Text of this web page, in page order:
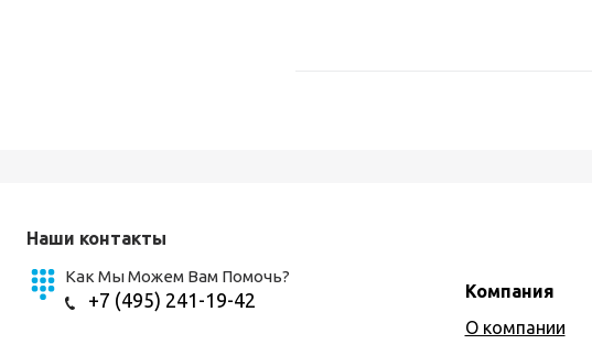
Наши контакты
Как Мы Можем Вам Помочь?
+7 (495) 241-19-42
Компания
О компании